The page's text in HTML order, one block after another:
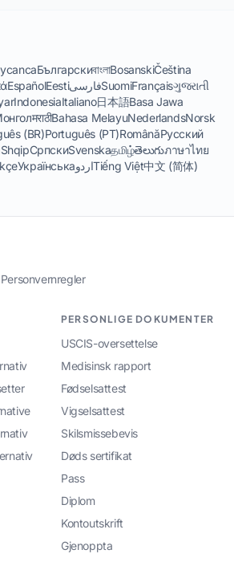
БългарскиবাংলাBosanskiČeština
EspañolEestiفارسیSuomiFrançaisગુજરાતી
IndonesiaItaliano日本語Basa Jawa
मराठीBahasa MelayuNederlandsNorsk
(BR)Português (PT)RomânăРусский
ShqipСрпскиSvenskaதமிழ்తెలుగుภาษาไทย
УкраїнськаاردوTiếng Việt中文 (简体)
Personvernregler
PERSONLIGE DOKUMENTER
USCIS-oversettelse
Medisinsk rapport
Fødselsattest
Vigselsattest
Skilsmissebevis
Døds sertifikat
Pass
Diplom
Kontoutskrift
Gjenoppta